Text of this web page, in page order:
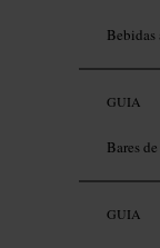
Bebidas
GUIA
Bares
GUIA